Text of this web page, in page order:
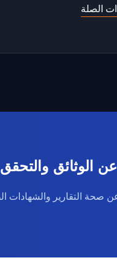
الصلة
عن الوثائق والتحقق